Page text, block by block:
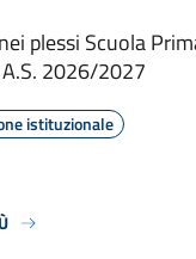
plessi Scuola
2026/2027
istituzionale